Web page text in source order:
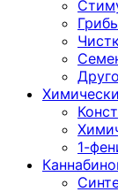
1-